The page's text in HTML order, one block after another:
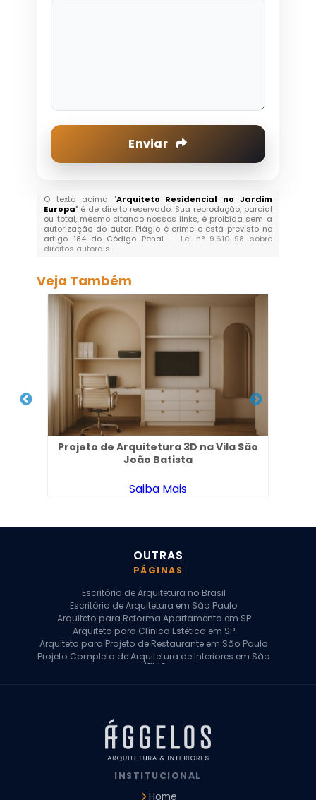
Enviar
O texto acima "Arquiteto Residencial no Jardim
Europa" é de direito reservado. Sua reprodução, parcial
ou total, mesmo citando nossos links, é proibida sem a
autorização do autor. Plágio é crime e está previsto no
artigo 184 do Código Penal. – Lei n° 9.610-98 sobre
direitos autorais.
Veja Também
Projeto de Arquitetura 3D na Vila São
João Batista
Saiba Mais
OUTRAS
PÁGINAS
Escritório de Arquitetura no Brasil
Escritório de Arquitetura em São Paulo
Arquiteto para Reforma Apartamento em SP
Arquiteto para Clínica Estética em SP
Arquiteto para Projeto de Restaurante em São Paulo
Projeto Completo de Arquitetura de Interiores em São
Paulo
Arquiteto para Projeto Comercial em São Paulo
Arquiteto Comercial
Arquiteto para Reforma de Apartamento
Arquiteto para Reforma Residencial
Arquitetura para Reforma de Casas
Design de Interiores Apartamentos
INSTITUCIONAL
Home